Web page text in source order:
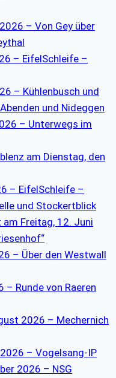
– Von Gey über
– EifelSchleife –
– Kühlenbusch und
und Nideggen
– Unterwegs im
am Dienstag, den
– EifelSchleife –
und Stockertblick
Freitag, 12. Juni
– Über den Westwall
Runde von Raeren
2026 – Mechernich
– Vogelsang-IP
2026 – NSG